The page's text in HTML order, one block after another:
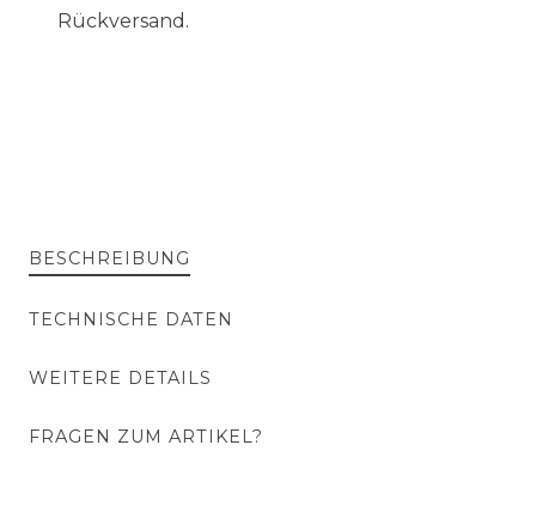
Rückversand.
BESCHREIBUNG
TECHNISCHE DATEN
WEITERE DETAILS
FRAGEN ZUM ARTIKEL?